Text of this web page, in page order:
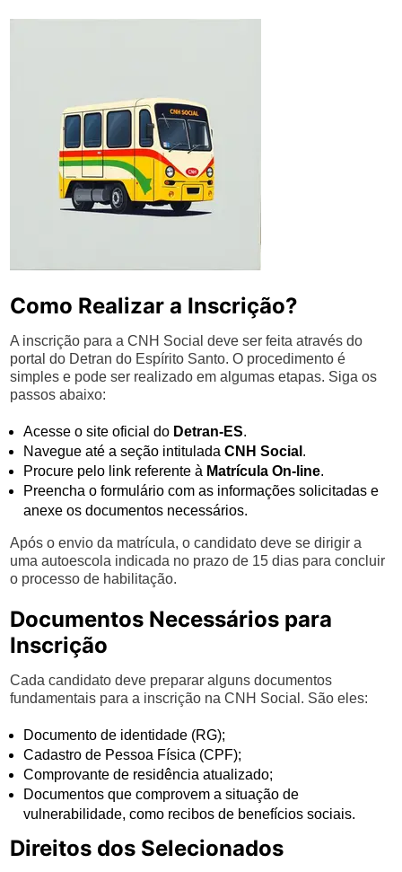
Como Realizar a Inscrição?
A inscrição para a CNH Social deve ser feita através do
portal do Detran do Espírito Santo. O procedimento é
simples e pode ser realizado em algumas etapas. Siga os
passos abaixo:
Acesse o site oficial do Detran-ES.
Navegue até a seção intituladaCNH Social .
Procure pelo link referente à Matrícula On-line.
Preencha o formulário com as informações solicitadas e
anexe os documentos necessários.
Após o envio da matrícula, o candidato deve se dirigir a
uma autoescola indicada no prazo de 15 dias para concluir
o processo de habilitação.
Documentos Necessários para
Inscrição
Cada candidato deve preparar alguns documentos
fundamentais para a inscrição na CNH Social. São eles:
Documento de identidade (RG);
Cadastro de Pessoa Física (CPF);
Comprovante de residência atualizado;
Documentos que comprovem a situação de
vulnerabilidade, como recibos de benefícios sociais.
Direitos dos Selecionados